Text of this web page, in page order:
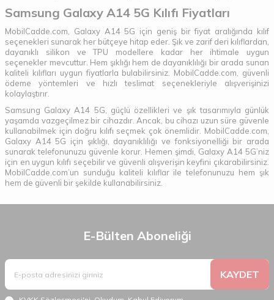
Samsung Galaxy A14 5G Kılıfı Fiyatları
MobilCadde.com, Galaxy A14 5G için geniş bir fiyat aralığında kılıf
seçenekleri sunarak her bütçeye hitap eder. Şık ve zarif deri kılıflardan,
dayanıklı silikon ve TPU modellere kadar her ihtimale uygun
seçenekler mevcuttur. Hem şıklığı hem de dayanıklılığı bir arada sunan
kaliteli kılıfları uygun fiyatlarla bulabilirsiniz. MobilCadde.com, güvenli
ödeme yöntemleri ve hızlı teslimat seçenekleriyle alışverişinizi
kolaylaştırır.
Samsung Galaxy A14 5G, güçlü özellikleri ve şık tasarımıyla günlük
yaşamda vazgeçilmez bir cihazdır. Ancak, bu cihazı uzun süre güvenle
kullanabilmek için doğru kılıfı seçmek çok önemlidir. MobilCadde.com,
Galaxy A14 5G için şıklığı, dayanıklılığı ve fonksiyonelliği bir arada
sunarak telefonunuzu güvenle korur. Hemen şimdi, Galaxy A14 5G’niz
için en uygun kılıfı seçebilir ve güvenli alışverişin keyfini çıkarabilirsiniz.
MobilCadde.com’un sunduğu kaliteli kılıflar ile telefonunuzu hem şık
hem de güvenli bir şekilde kullanabilirsiniz.
E-Bülten Aboneliği
KAYDET